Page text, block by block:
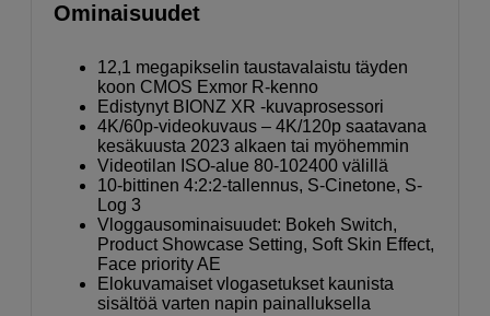
Ominaisuudet
12,1 megapikselin taustavalaistu täyden
koon CMOS Exmor R-kenno
Edistynyt BIONZ XR -kuvaprosessori
4K/60p-videokuvaus – 4K/120p saatavana
kesäkuusta 2023 alkaen tai myöhemmin
Videotilan ISO-alue 80-102400 välillä
10-bittinen 4:2:2-tallennus, S-Cinetone, S-
Log 3
Vloggausominaisuudet: Bokeh Switch,
Product Showcase Setting, Soft Skin Effect,
Face priority AE
Elokuvamaiset vlogasetukset kaunista
sisältöä varten napin painalluksella